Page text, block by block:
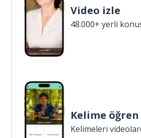
Video izle
48.000+ yerli
Kelime öğren
Kelimeleri